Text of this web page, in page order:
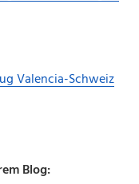
Valencia-Schweiz
Blog: